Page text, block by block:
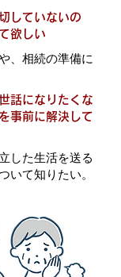
していないの
欲しい
、相続の準備に
話になりたくな
事前に解決して
した生活を送る
いて知りたい。